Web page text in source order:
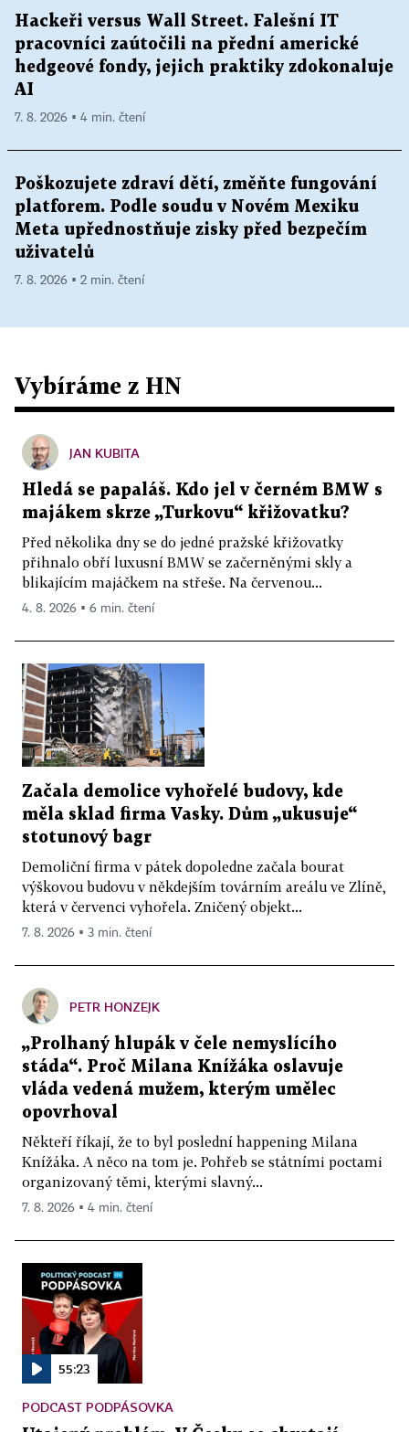
Hackeři versus Wall Street. Falešní IT
pracovníci zaútočili na přední americké
hedgeové fondy, jejich praktiky zdokonaluje
AI
7. 8. 2026 ▪ 4 min. čtení
Poškozujete zdraví dětí, změňte fungování
platforem. Podle soudu v Novém Mexiku
Meta upřednostňuje zisky před bezpečím
uživatelů
7. 8. 2026 ▪ 2 min. čtení
Vybíráme z HN
JAN KUBITA
Hledá se papaláš. Kdo jel v černém BMW s
majákem skrze „Turkovu“ křižovatku?
Před několika dny se do jedné pražské křižovatky
přihnalo obří luxusní BMW se začerněnými skly a
blikajícím majáčkem na střeše. Na červenou...
4. 8. 2026 ▪ 6 min. čtení
Začala demolice vyhořelé budovy, kde
měla sklad firma Vasky. Dům „ukusuje“
stotunový bagr
Demoliční firma v pátek dopoledne začala bourat
výškovou budovu v někdejším továrním areálu ve Zlíně,
která v červenci vyhořela. Zničený objekt...
7. 8. 2026 ▪ 3 min. čtení
PETR HONZEJK
„Prolhaný hlupák v čele nemyslícího
stáda“. Proč Milana Knížáka oslavuje
vláda vedená mužem, kterým umělec
opovrhoval
Někteří říkají, že to byl poslední happening Milana
Knížáka. A něco na tom je. Pohřeb se státními poctami
organizovaný těmi, kterými slavný...
7. 8. 2026 ▪ 4 min. čtení
55:23
PODCAST PODPÁSOVKA